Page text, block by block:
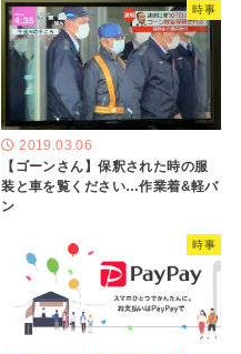
時事
2019.03.06
【ゴーンさん】保釈された時の服
装と車を覧ください…作業着&軽バ
ン
時事